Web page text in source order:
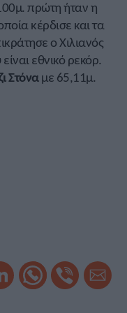
πρώτη ήταν η
κέρδισε και τα
ο Χιλιανός
εθνικό ρεκόρ.
Στόναμε 65,11μ.